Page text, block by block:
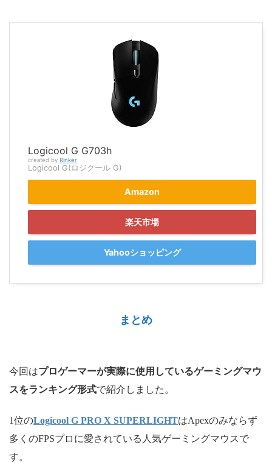
Logicool G G703h
created by Rinker
Logicool G(ロジクール G)
Amazon
楽天市場
Yahooショッピング
まとめ
今回はプロゲーマーが実際に使用しているゲーミングマウ
スをランキング形式で紹介しました。
1位のLogicool G PRO X SUPERLIGHTはApexのみならず
多くのFPSプロに愛されている人気ゲーミングマウスで
す。